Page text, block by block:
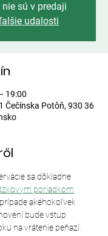
sú v predaji
udalosti
19:00
Čečínska Potôň, 930 36
sa dôkladne
poriadkom
akéhokoľvek
bude vstup
na vrátenie peňazí.